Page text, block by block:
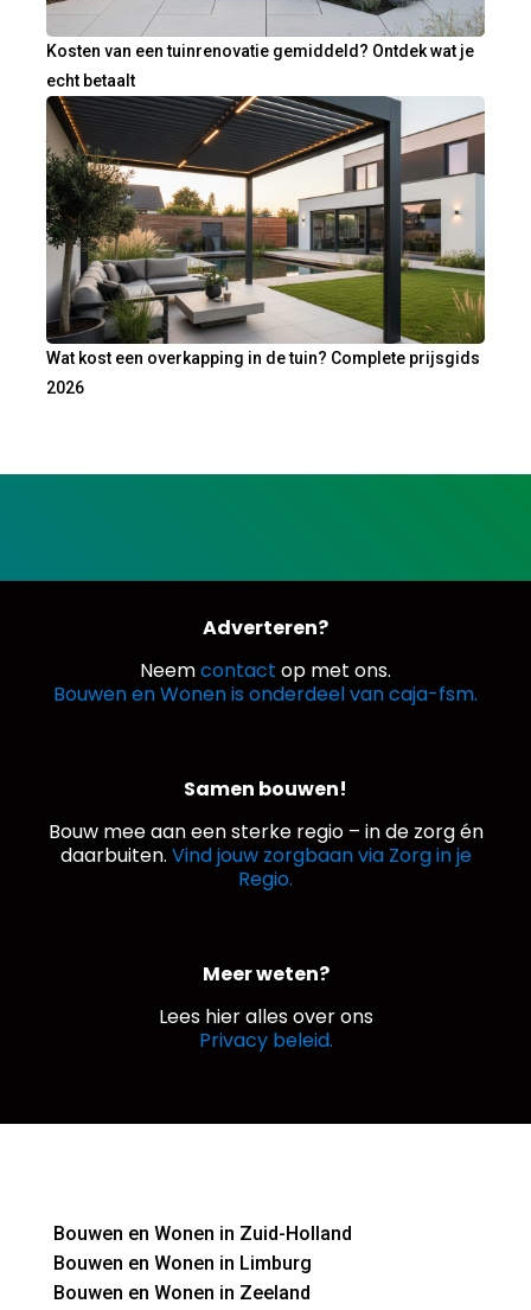
Kosten van een tuinrenovatie gemiddeld? Ontdek wat je
echt betaalt
Wat kost een overkapping in de tuin? Complete prijsgids
2026
Adverteren?
Neemcontact op met ons.
Bouwen en Wonen is onderdeel van caja-fsm.
Samen bouwen!
Bouw mee aan een sterke regio – in de zorg én
daarbuiten. Vind jouw zorgbaan via Zorg in je
Regio.
Meer weten?
Lees hier alles over ons
Privacy beleid.
Bouwen en Wonen in Zuid-Holland
Bouwen en Wonen in Limburg
Bouwen en Wonen in Zeeland